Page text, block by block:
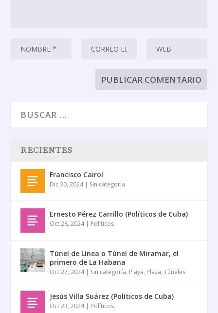
RECIENTES
Francisco Cairol
Dic 30, 2024| Sin categoría
Ernesto Pérez Carrillo (Políticos de Cuba)
Oct 28, 2024| Políticos
Túnel de Línea o Túnel de Miramar, el
primero de La Habana
Oct 27, 2024| Sin categoría, Playa, Plaza,Túneles
Jesús Villa Suárez (Políticos de Cuba)
Oct 23, 2024| Políticos